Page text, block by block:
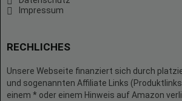
Impressum
RECHLICHES
Unsere Webseite finanziert sich durch
und sogenannten Affiliate Links
einem * oder einem Hinweis auf Amazon